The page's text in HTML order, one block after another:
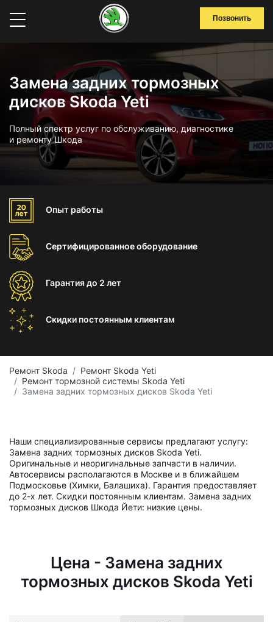
Позвонить
Замена задних тормозных
дисков Skoda Yeti
Полный спектр услуг по обслуживанию, диагностике
и ремонту Шкода
Опыт работы
Сертифицированноеоборудование
Гарантиядо 2 лет
Скидки постоянным клиентам
Ремонт Skoda
Ремонт Skoda Yeti
Ремонт тормозной системы Skoda Yeti
Замена задних тормозных дисков Skoda Yeti
Наши специализированные сервисы предлагают услугу:
Замена задних тормозных дисков Skoda Yeti.
Оригинальные и неоригинальные запчасти в наличии.
Автосервисы располагаются в Москве и в ближайшем
Подмосковье (Химки, Балашиха). Гарантия предоставляет
до 2-х лет. Скидки постоянным клиентам. Замена задних
тормозных дисков Шкода Йети: низкие цены.
Цена - Замена задних
тормозных дисков Skoda Yeti